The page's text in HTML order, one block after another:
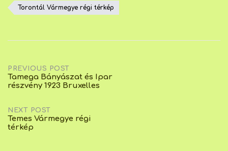
Torontál Vármegye régi térkép
Post
PREVIOUS POST
Tamega Bányászat és Ipar
részvény 1923 Bruxelles
NEXT POST
Temes Vármegye régi
térkép